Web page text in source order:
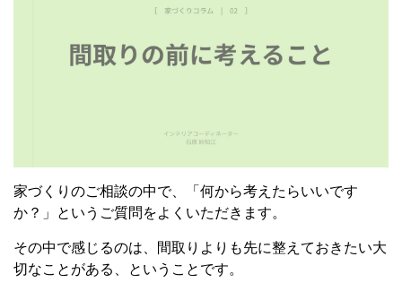
家づくりのご相談の中で、「何から考えたらいいです
か？」というご質問をよくいただきます。
その中で感じるのは、間取りよりも先に整えておきたい大
切なことがある、ということです。